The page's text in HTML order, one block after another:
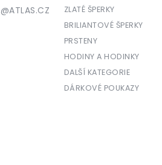
@ATLAS.CZ
ZLATÉ ŠPERKY
BRILIANTOVÉ ŠPERKY
PRSTENY
HODINY A HODINKY
DALŠÍ KATEGORIE
DÁRKOVÉ POUKAZY